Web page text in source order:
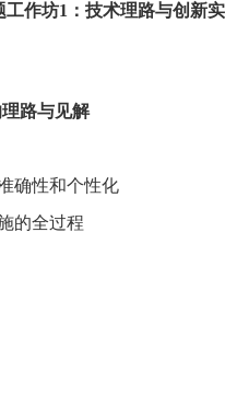
作坊1：技术理路与创新
路与见解
确性和个性化
的全过程